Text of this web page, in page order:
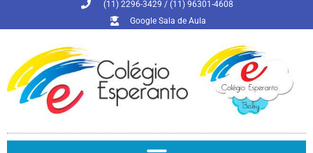
(11) 2296-3429 / (11) 96301-4608
Google Sala de Aula